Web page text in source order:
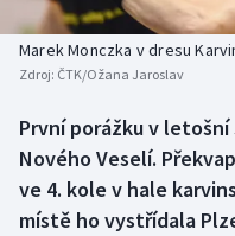
Biatlon
Box
Curling
Aplikace ČT sport
Marek Monczka v dresu
Zdroj: ČTK/Ožana Jaroslav
První porážku v
Nového Veselí.
ve 4. kole v hale
místě ho vystřídala